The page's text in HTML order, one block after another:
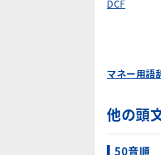
DCF
マネー用
他の頭
50音順